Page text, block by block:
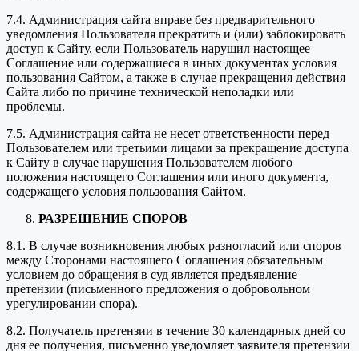
7.4. Администрация сайта вправе без предварительного
уведомления Пользователя прекратить и (или) заблокировать
доступ к Сайту, если Пользователь нарушил настоящее
Соглашение или содержащиеся в иных документах условия
пользования Сайтом, а также в случае прекращения действия
Сайта либо по причине технической неполадки или
проблемы.
7.5. Администрация сайта не несет ответственности перед
Пользователем или третьими лицами за прекращение доступа
к Сайту в случае нарушения Пользователем любого
положения настоящего Соглашения или иного документа,
содержащего условия пользования Сайтом.
РАЗРЕШЕНИЕ СПОРОВ
8.1. В случае возникновения любых разногласий или споров
между Сторонами настоящего Соглашения обязательным
условием до обращения в суд является предъявление
претензии (письменного предложения о добровольном
урегулировании спора).
8.2. Получатель претензии в течение 30 календарных дней со
дня ее получения, письменно уведомляет заявителя претензии